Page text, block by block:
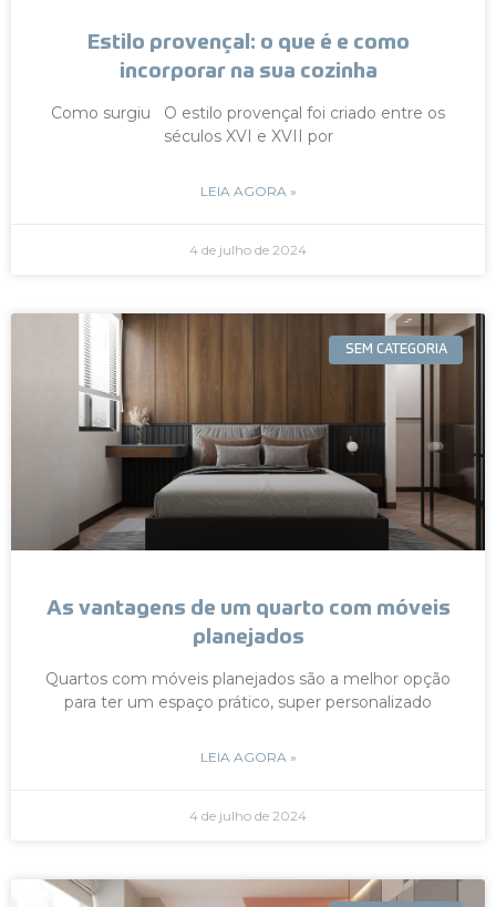
Estilo provençal: o que é e como
incorporar na sua cozinha
Como surgiu O estilo provençal foi criado entre os
séculos XVI e XVII por
LEIA AGORA »
4 de julho de 2024
SEM CATEGORIA
As vantagens de um quarto com móveis
planejados
Quartos com móveis planejados são a melhor opção
para ter um espaço prático, super personalizado
LEIA AGORA »
4 de julho de 2024